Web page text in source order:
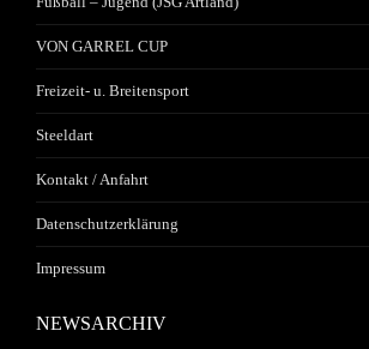
VON GARREL CUP
Freizeit- u. Breitensport
Steeldart
Kontakt / Anfahrt
Datenschutzerklärung
Impressum
NEWSARCHIV